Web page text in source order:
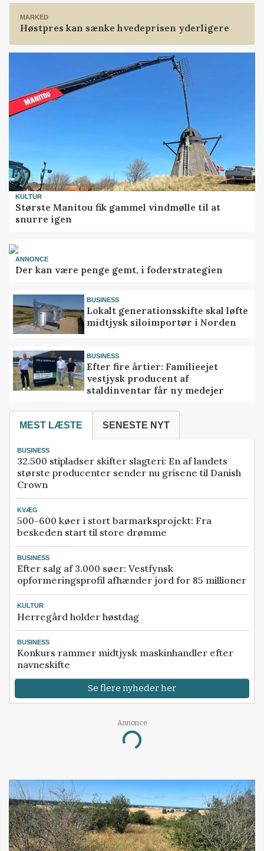
MARKED
Høstpres kan sænke hvedeprisen yderligere
KULTUR
Største Manitou fik gammel vindmølle til at
snurre igen
ANNONCE
Der kan være penge gemt, i foderstrategien
BUSINESS
Lokalt generationsskifte skal løfte
midtjysk siloimportør i Norden
BUSINESS
Efter fire årtier: Familieejet
vestjysk producent af
staldinventar får ny medejer
MEST LÆSTE SENESTE NYT
BUSINESS
32.500 stipladser skifter slagteri: En af landets
største producenter sender nu grisene til Danish
Crown
KVÆG
500-600 køer i stort barmarksprojekt: Fra
beskeden start til store drømme
BUSINESS
Efter salg af 3.000 søer: Vestfynsk
opformeringsprofil afhænder jord for 85 millioner
KULTUR
Herregård holder høstdag
BUSINESS
Konkurs rammer midtjysk maskinhandler efter
navneskifte
Se flere nyheder her
Annonce
Loading...